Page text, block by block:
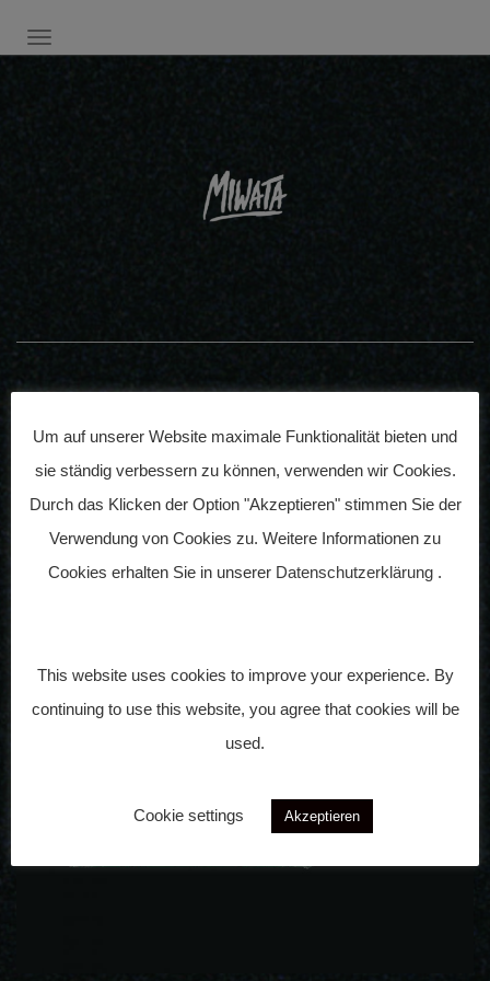
SCHALTE NAVIGATION
Veröffentlicht am:9. September 2020
Vorherige Nächste
Um auf unserer Website maximale Funktionalität bieten und
sie ständig verbessern zu können, verwenden wir Cookies.
Durch das Klicken der Option "Akzeptieren" stimmen Sie der
Verwendung von Cookies zu. Weitere Informationen zu
Cookies erhalten Sie in unserer Datenschutzerklärung .
This website uses cookies to improve your experience. By
continuing to use this website, you agree that cookies will be
used.
Cookie settings Akzeptieren